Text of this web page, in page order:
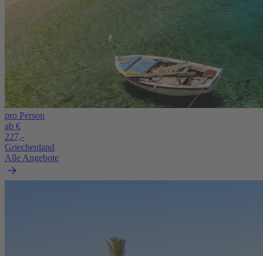
pro Person
ab €
227,-
Griechenland
Alle Angebote